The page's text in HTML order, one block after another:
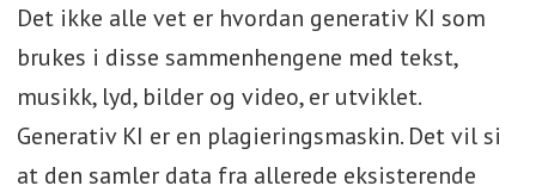
Det ikke alle vet er hvordan generativ KI som
brukes i disse sammenhengene med tekst,
musikk, lyd, bilder og video, er utviklet.
Generativ KI er en plagieringsmaskin. Det vil si
at den samler data fra allerede eksisterende